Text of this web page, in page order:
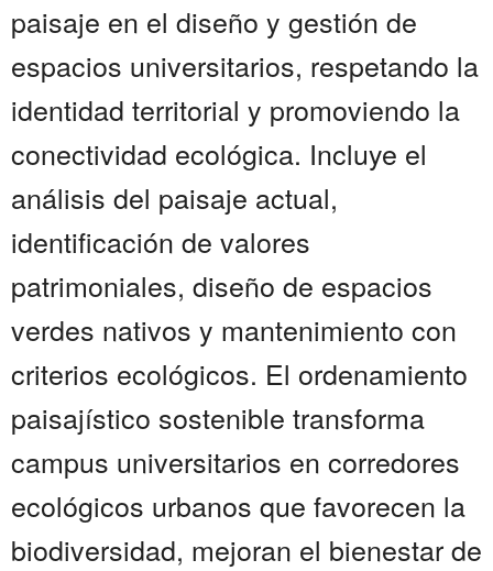
paisaje en el diseño y gestión de
espacios universitarios, respetando la
identidad territorial y promoviendo la
conectividad ecológica. Incluye el
análisis del paisaje actual,
identificación de valores
patrimoniales, diseño de espacios
verdes nativos y mantenimiento con
criterios ecológicos. El ordenamiento
paisajístico sostenible transforma
campus universitarios en corredores
ecológicos urbanos que favorecen la
biodiversidad, mejoran el bienestar de